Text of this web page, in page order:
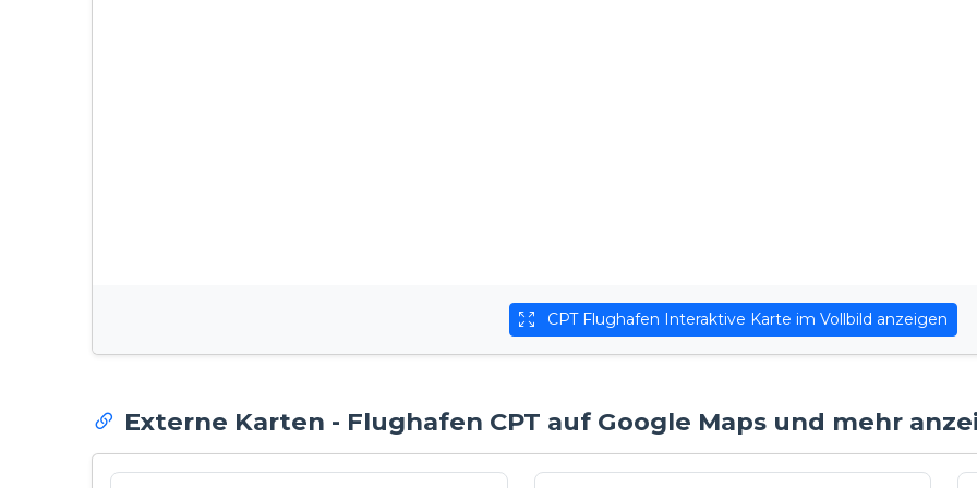
CPT Flughafen Interaktive Karte im Vollbild anzeigen
Externe Karten - Flughafen CPT auf Google Maps und mehr